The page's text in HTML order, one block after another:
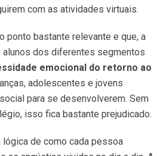
com as atividades virtuais.
ponto bastante relevante e que, a
alunos dos diferentes segmentos
emocional do retorno ao
adolescentes e jovens
para se desenvolverem. Sem
isso fica bastante prejudicado.
lógica de como cada pessoa